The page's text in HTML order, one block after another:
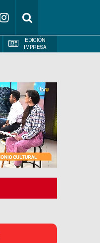
EDICIÓN
IMPRESA